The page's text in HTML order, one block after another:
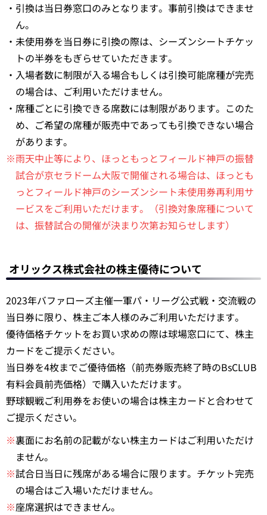
・引換は当日券窓口のみとなります。事前引換はできませ
ん。
・未使用券を当日券に引換の際は、シーズンシートチケッ
トの半券をもぎらせていただきます。
・入場者数に制限が入る場合もしくは引換可能席種が完売
の場合は、ご利用いただけません。
・席種ごとに引換できる席数には制限があります。このた
め、ご希望の席種が販売中であっても引換できない場合
があります。
※雨天中止等により、ほっともっとフィールド神戸の振替
試合が京セラドーム大阪で開催される場合は、ほっとも
っとフィールド神戸のシーズンシート未使用券再利用サ
ービスをご利用いただけます。（引換対象席種について
は、振替試合の開催が決まり次第お知らせします）
オリックス株式会社の株主優待について
2023年バファローズ主催一軍パ・リーグ公式戦・交流戦の
当日券に限り、株主ご本人様のみご利用いただけます。
優待価格チケットをお買い求めの際は球場窓口にて、株主
カードをご提示ください。
当日券を4枚までご優待価格（前売券販売終了時のBsCLUB
有料会員前売価格）で購入いただけます。
野球観戦ご利用券をお使いの場合は株主カードと合わせて
ご提示ください。
※裏面にお名前の記載がない株主カードはご利用いただけ
ません。
※試合日当日に残席がある場合に限ります。チケット完売
の場合はご入場いただけません。
※座席選択はできません。